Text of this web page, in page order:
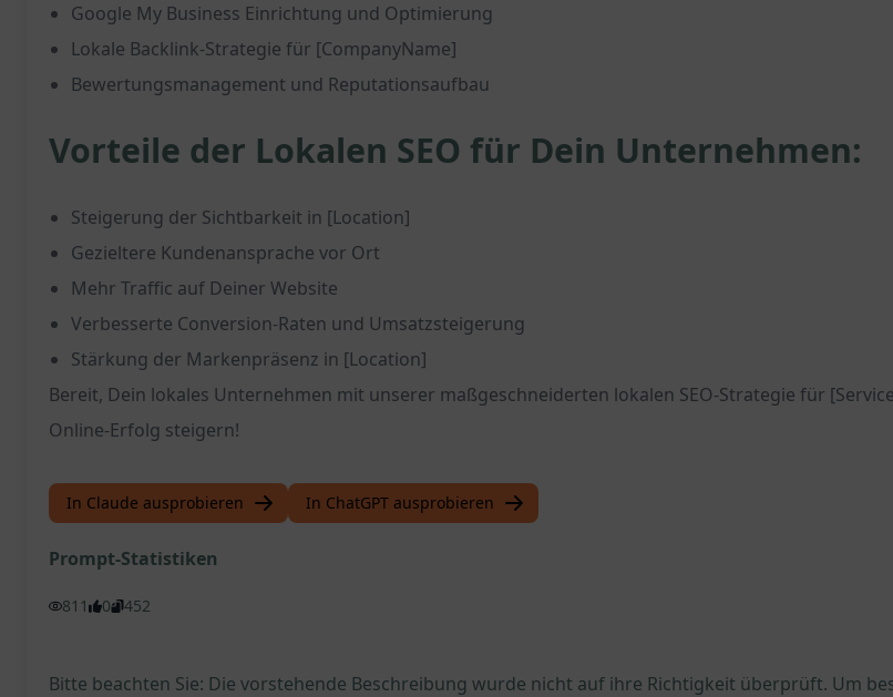
Google My Business Einrichtung und Optimierung
Lokale Backlink-Strategie für [CompanyName]
Bewertungsmanagement und Reputationsaufbau
Vorteile der Lokalen SEO für Dein Unternehmen:
Steigerung der Sichtbarkeit in [Location]
Gezieltere Kundenansprache vor Ort
Mehr Traffic auf Deiner Website
Verbesserte Conversion-Raten und Umsatzsteigerung
Stärkung der Markenpräsenz in [Location]
Bereit, Dein lokales Unternehmen mit unserer maßgeschneiderten lokalen SEO-Strategie für
Online-Erfolg steigern!
In Claude ausprobieren In ChatGPT ausprobieren
Prompt-Statistiken
811 0 452
Bitte beachten Sie: Die vorstehende Beschreibung wurde nicht auf ihre Richtigkeit überprüft. Um